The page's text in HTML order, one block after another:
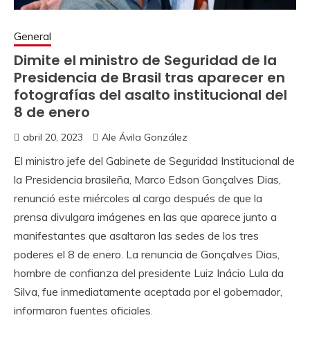
General
Dimite el ministro de Seguridad de la
Presidencia de Brasil tras aparecer en
fotografías del asalto institucional del
8 de enero
abril 20, 2023 Ale Ávila González
El ministro jefe del Gabinete de Seguridad Institucional de
la Presidencia brasileña, Marco Edson Gonçalves Dias,
renunció este miércoles al cargo después de que la
prensa divulgara imágenes en las que aparece junto a
manifestantes que asaltaron las sedes de los tres
poderes el 8 de enero. La renuncia de Gonçalves Dias,
hombre de confianza del presidente Luiz Inácio Lula da
Silva, fue inmediatamente aceptada por el gobernador,
informaron fuentes oficiales.